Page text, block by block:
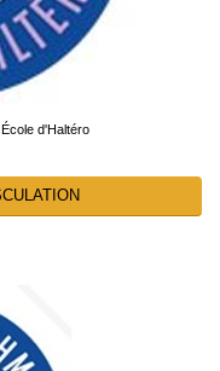
d'Haltéro